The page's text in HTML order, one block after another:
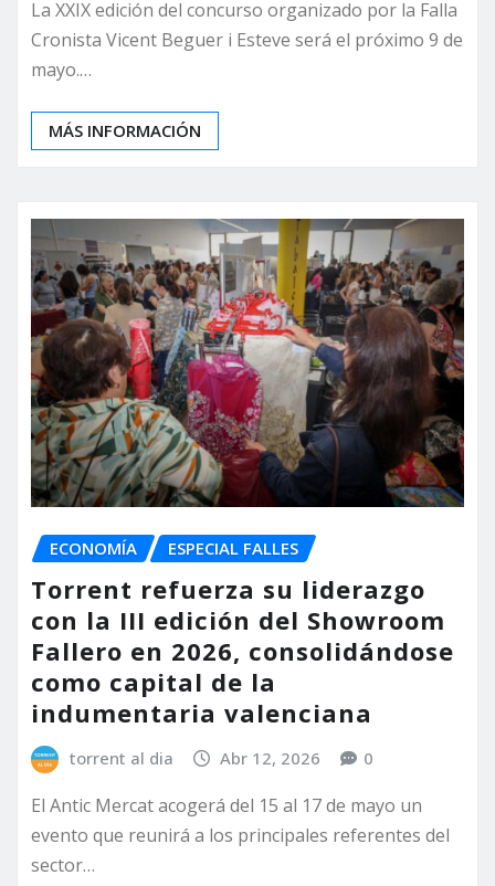
La XXIX edición del concurso organizado por la Falla
Cronista Vicent Beguer i Esteve será el próximo 9 de
mayo.…
MÁS INFORMACIÓN
ECONOMÍA ESPECIAL FALLES
Torrent refuerza su liderazgo
con la III edición del Showroom
Fallero en 2026, consolidándose
como capital de la
indumentaria valenciana
torrent al dia Abr 12, 2026 0
El Antic Mercat acogerá del 15 al 17 de mayo un
evento que reunirá a los principales referentes del
sector…